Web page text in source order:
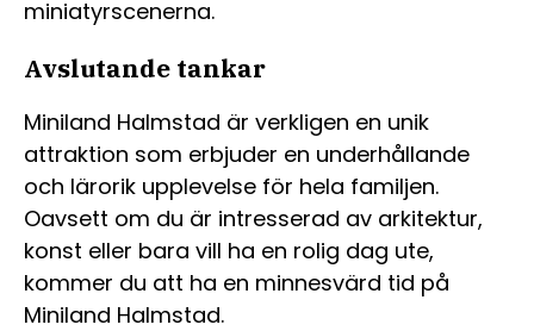
miniatyrscenerna.
Avslutande tankar
Miniland Halmstad är verkligen en unik
attraktion som erbjuder en underhållande
och lärorik upplevelse för hela familjen.
Oavsett om du är intresserad av arkitektur,
konst eller bara vill ha en rolig dag ute,
kommer du att ha en minnesvärd tid på
Miniland Halmstad.